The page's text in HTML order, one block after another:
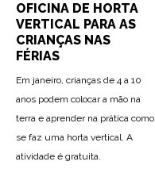
OFICINA DE HORTA
VERTICAL PARA AS
CRIANÇAS NAS
FÉRIAS
Em janeiro, crianças de 4 a 10
anos podem colocar a mão na
terra e aprender na prática como
se faz uma horta vertical. A
atividade é gratuita.